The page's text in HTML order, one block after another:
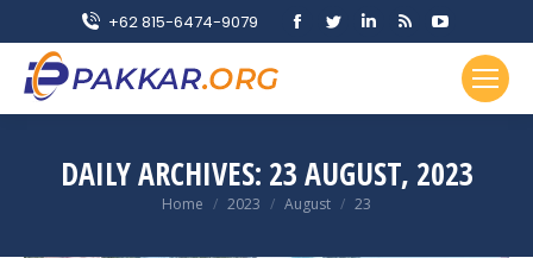
+62 815-6474-9079
Facebook
in
window
Twitter
in
window
Linkedin
in
window
Rss
opens
in
window
YouTube
page
opens
in
window
DAILY ARCHIVES: 23 AUGUST, 2023
You are here:
Home 2023 August 23